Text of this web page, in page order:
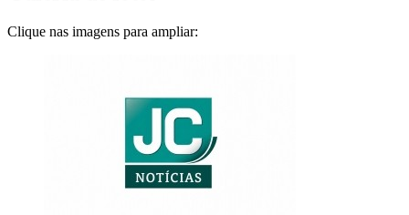
Clique nas imagens para ampliar: